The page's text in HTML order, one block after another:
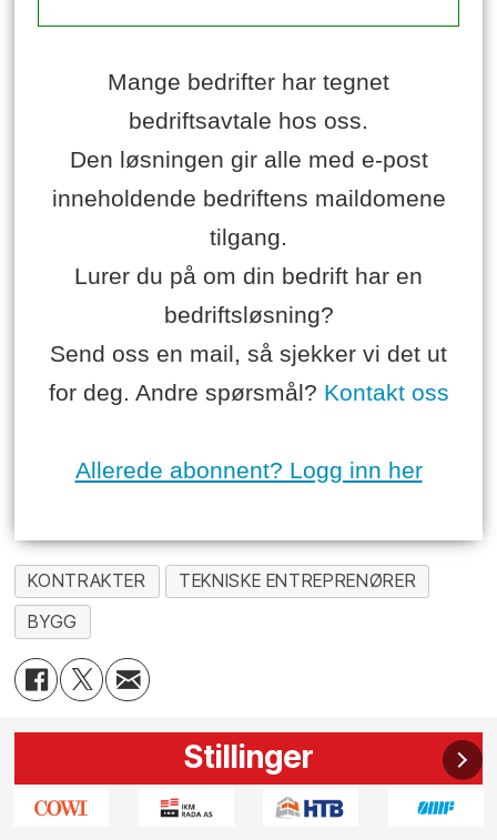
Mange bedrifter har tegnet
bedriftsavtale hos oss.
Den løsningen gir alle med e-post
inneholdende bedriftens maildomene
tilgang.
Lurer du på om din bedrift har en
bedriftsløsning?
Send oss en mail, så sjekker vi det ut
for deg. Andre spørsmål? Kontakt oss
Allerede abonnent? Logg inn her
KONTRAKTER
TEKNISKE ENTREPRENØRER
BYGG
Stillinger